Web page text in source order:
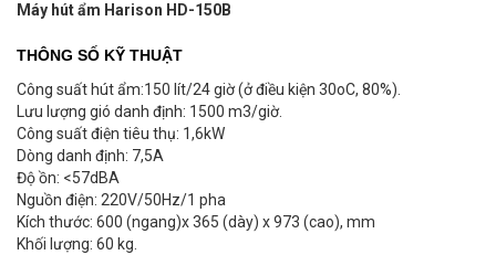
Máy hút ẩm Harison HD-150B
THÔNG SỐ KỸ THUẬT
Công suất hút ẩm:150 lít/24 giờ (ở điều kiện 30oC, 80%).
Lưu lượng gió danh định: 1500 m3/giờ.
Công suất điện tiêu thụ: 1,6kW
Dòng danh định: 7,5A
Độ ồn: <57dBA
Nguồn điện: 220V/50Hz/1 pha
Kích thước: 600 (ngang)x 365 (dày) x 973 (cao), mm
Khối lượng: 60 kg.